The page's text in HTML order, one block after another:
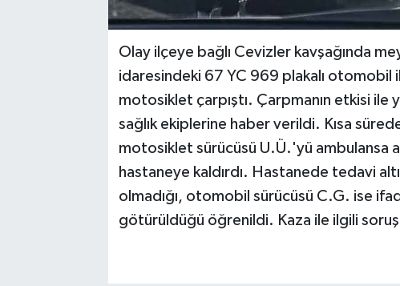
Olay ilçeye bağlı Cevizler kavşağında
idaresindeki 67 YC 969 plakalı otomobil
motosiklet çarpıştı. Çarpmanın etkisi
sağlık ekiplerine haber verildi. Kısa
motosiklet sürücüsü U.Ü.'yü ambulansa
hastaneye kaldırdı. Hastanede tedavi
olmadığı, otomobil sürücüsü C.G. ise
götürüldüğü öğrenildi. Kaza ile ilgili